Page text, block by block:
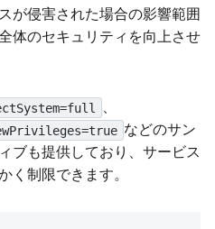
が侵害された場合の影響範囲
体のセキュリティを向上させ
、
などのサン
ブも提供しており、サービス
く制限できます。